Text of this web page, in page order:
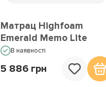
Матрац Highfoam
Emerald Memo Lite
В наявності
5 886 грн